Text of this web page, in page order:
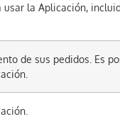
la Aplicación,
de sus pedidos. Es